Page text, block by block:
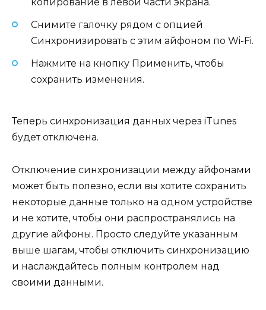
Снимите галочку рядом с опцией
Синхронизировать с этим айфоном по Wi-Fi.
Нажмите на кнопку Применить, чтобы
сохранить изменения.
Теперь синхронизация данных через iTunes
будет отключена.
Отключение синхронизации между айфонами
может быть полезно, если вы хотите сохранить
некоторые данные только на одном устройстве
и не хотите, чтобы они распространялись на
другие айфоны. Просто следуйте указанным
выше шагам, чтобы отключить синхронизацию
и наслаждайтесь полным контролем над
своими данными.